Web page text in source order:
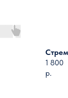
1 800
р.